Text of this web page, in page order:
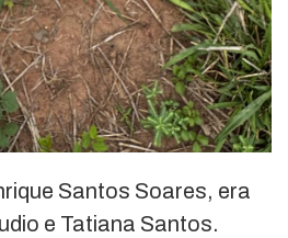
Santos Soares, era
e Tatiana Santos.